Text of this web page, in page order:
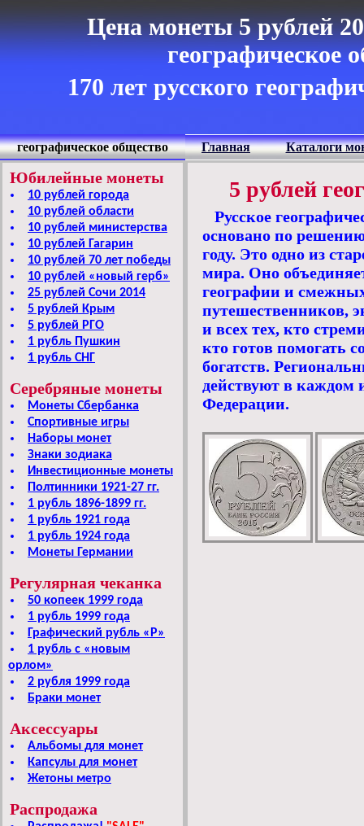
Цена монеты 5 рублей
географическое
170 лет русского
географическое общество Главная Каталоги
Юбилейные монеты
10 рублей города
10 рублей области
10 рублей министерства
10 рублей Гагарин
10 рублей 70 лет победы
10 рублей «новый герб»
25 рублей Сочи 2014
5 рублей Крым
5 рублей РГО
1 рубль Пушкин
1 рубль СНГ
Серебряные монеты
Монеты Сбербанка
Спортивные игры
Наборы монет
Знаки зодиака
Инвестиционные монеты
Полтинники 1921-27 гг.
1 рубль 1896-1899 гг.
1 рубль 1921 года
1 рубль 1924 года
Монеты Германии
Регулярная чеканка
50 копеек 1999 года
1 рубль 1999 года
Графический рубль «Р»
1 рубль c «новым
орлом»
2 рубля 1999 года
Браки монет
Аксессуары
Альбомы для монет
Капсулы для монет
Жетоны метро
Распродажа
5 рублей
Русское
основано по
году. Это одно из
мира. Оно
географии и
путешественников,
и всех тех, кто
кто готов помогать
богатств.
действуют в каждом
Федерации.